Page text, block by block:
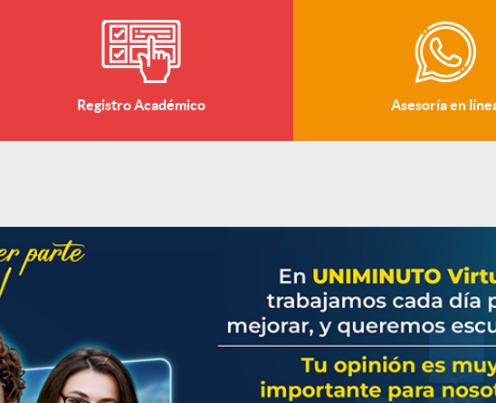
Registro Académico Asesoría en